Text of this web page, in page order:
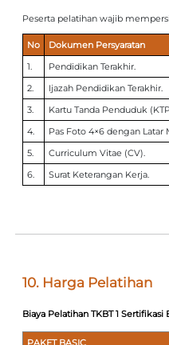
Peserta pelatihan wajib
No Dokumen Persyaratan
1.
Pendidikan Terakhir.
2.
Ijazah Pendidikan Terakhir.
3.
Kartu Tanda Penduduk
4.
Pas Foto 4×6 dengan Latar
5.
Curriculum Vitae (CV).
6.
Surat Keterangan Kerja.
10. Harga Pelatihan
Biaya Pelatihan TKBT 1 Sertifikasi
PAKET BASIC